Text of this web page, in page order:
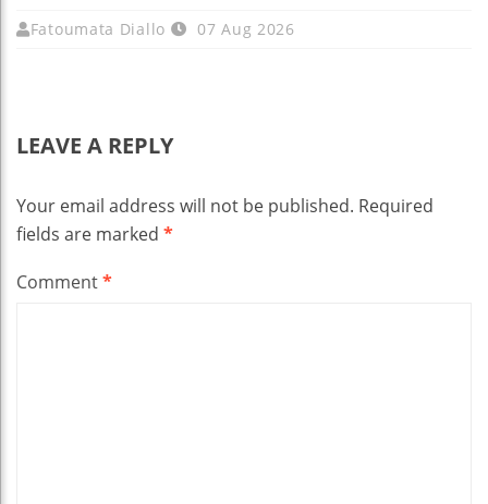
Fatoumata Diallo 07 Aug 2026
LEAVE A REPLY
Your email address will not be published. Required
fields are marked *
Comment*